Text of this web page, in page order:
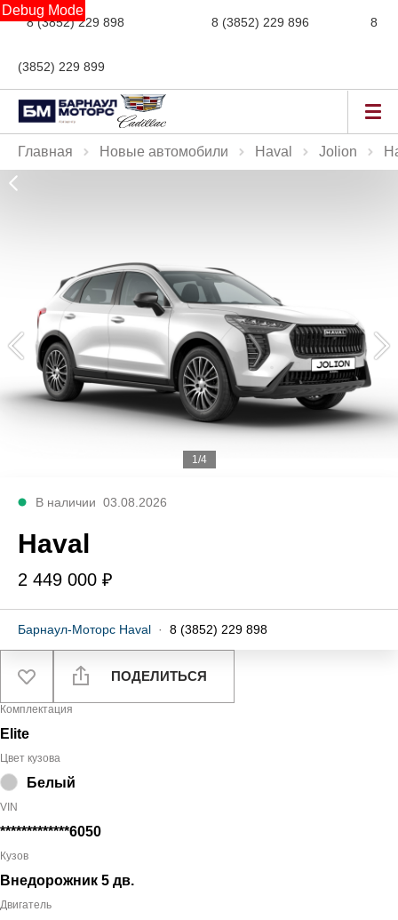
Debug Mode
8 (3852) 229 898 8 (3852) 229 896 8
(3852) 229 899
Главная Новые автомобили Haval Jolion
1/4
В наличии 03.08.2026
Haval
2 449 000 ₽
Барнаул-Моторс Haval · 8 (3852) 229 898
ПОДЕЛИТЬСЯ
Комплектация
Elite
Цвет кузова
Белый
VIN
*************6050
Кузов
Внедорожник 5 дв.
Двигатель